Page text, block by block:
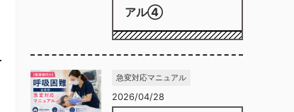
アル④
急変対応マニュアル
2026/04/28